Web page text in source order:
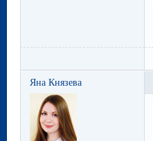
Яна Князева